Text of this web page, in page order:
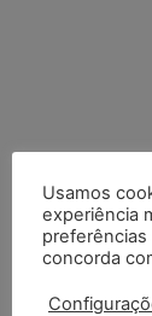
Usamos
experiência
preferências
concorda